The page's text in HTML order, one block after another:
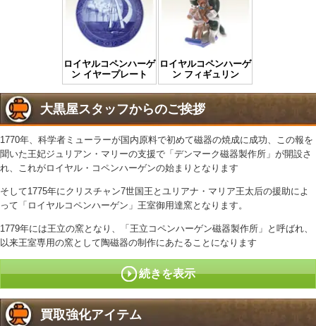
ロイヤルコペンハーゲ
ン イヤープレート
ロイヤルコペンハーゲ
ン フィギュリン
大黒屋スタッフからのご挨拶
1770年、科学者ミューラーが国内原料で初めて磁器の焼成に成功、この報を
聞いた王妃ジュリアン・マリーの支援で「デンマーク磁器製作所」が開設さ
れ、これがロイヤル・コペンハーゲンの始まりとなります
そして1775年にクリスチャン7世国王とユリアナ・マリア王太后の援助によ
って「ロイヤルコペンハーゲン」王室御用達窯となります。
1779年には王立の窯となり、「王立コペンハーゲン磁器製作所」と呼ばれ、
以来王室専用の窯として陶磁器の制作にあたることになります
続きを表示
買取強化アイテム